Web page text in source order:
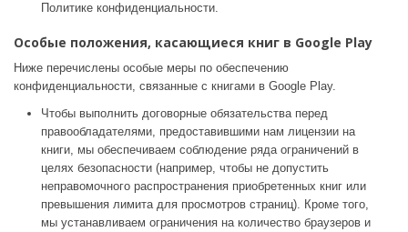
Политике конфиденциальности.
Особые положения, касающиеся книг в Google Play
Ниже перечислены особые меры по обеспечению
конфиденциальности, связанные с книгами в Google Play.
Чтобы выполнить договорные обязательства перед
правообладателями, предоставившими нам лицензии на
книги, мы обеспечиваем соблюдение ряда ограничений в
целях безопасности (например, чтобы не допустить
неправомочного распространения приобретенных книг или
превышения лимита для просмотров страниц). Кроме того,
мы устанавливаем ограничения на количество браузеров и